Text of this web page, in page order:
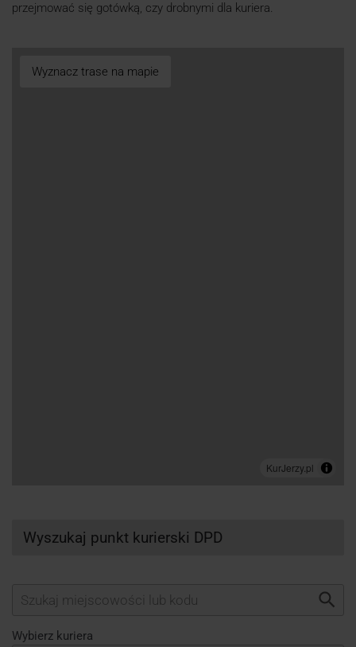
przejmować się gotówką, czy drobnymi dla kuriera.
Wyznacz trase na mapie
Wyszukaj punkt kurierski DPD
Wybierz kuriera